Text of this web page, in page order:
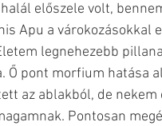
előszele volt,
Apu a
legnehezebb
Ő pont morfium hatása
az ablakból, de
Pontosan